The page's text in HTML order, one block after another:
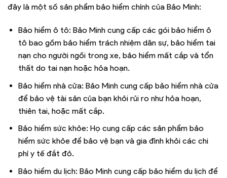
đây là một số sản phẩm bảo hiểm chính của Bảo Minh:
Bảo hiểm ô tô: Bảo Minh cung cấp các gói bảo hiểm ô
tô bao gồm bảo hiểm trách nhiệm dân sự, bảo hiểm tai
nạn cho người ngồi trong xe, bảo hiểm mất cắp và tổn
thất do tai nạn hoặc hỏa hoạn.
Bảo hiểm nhà cửa: Bảo Minh cung cấp bảo hiểm nhà cửa
để bảo vệ tài sản của bạn khỏi rủi ro như hỏa hoạn,
thiên tai, hoặc mất cắp.
Bảo hiểm sức khỏe: Họ cung cấp các sản phẩm bảo
hiểm sức khỏe để bảo vệ bạn và gia đình khỏi các chi
phí y tế đắt đỏ.
Bảo hiểm du lịch: Bảo Minh cung cấp bảo hiểm du lịch để